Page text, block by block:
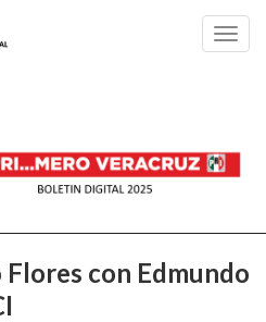
Flores con Edmundo